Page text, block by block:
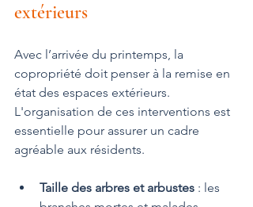
extérieurs
Avec l’arrivée du printemps, la
copropriété doit penser à la remise en
état des espaces extérieurs.
L'organisation de ces interventions est
essentielle pour assurer un cadre
agréable aux résidents.
Taille des arbres et arbustes : les